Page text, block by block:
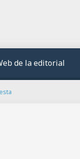
de la editorial